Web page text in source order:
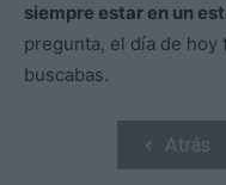
siempre estar en un
pregunta, el día de
buscabas.
Atrás